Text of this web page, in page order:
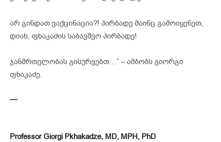
არ გინდათ ვაქცინაცია?! პირბადე მაინც გამოიყენეთ,
დიახ, ფხაკაძის საბავშვო პირბადე!
ჯანმრთელობას გისურვებთ…” – ამბობს გიორგი
ფხაკაძე.
—
Professor Giorgi Pkhakadze, MD, MPH, PhD